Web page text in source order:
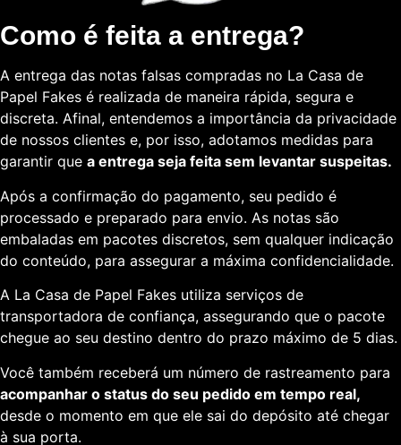
Como é feita a entrega?
A entrega das notas falsas compradas no La Casa de
Papel Fakes é realizada de maneira rápida, segura e
discreta. Afinal, entendemos a importância da privacidade
de nossos clientes e, por isso, adotamos medidas para
garantir que a entrega seja feita sem levantar suspeitas.
Após a confirmação do pagamento, seu pedido é
processado e preparado para envio. As notas são
embaladas em pacotes discretos, sem qualquer indicação
do conteúdo, para assegurar a máxima confidencialidade.
A La Casa de Papel Fakes utiliza serviços de
transportadora de confiança, assegurando que o pacote
chegue ao seu destino dentro do prazo máximo de 5 dias.
Você também receberá um número de rastreamento para
acompanhar o status do seu pedido em tempo real,
desde o momento em que ele sai do depósito até chegar
à sua porta.